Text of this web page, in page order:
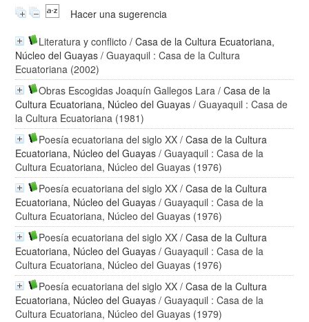
Hacer una sugerencia
Literatura y conflicto /Casa de la Cultura Ecuatoriana,
Núcleo del Guayas / Guayaquil : Casa de la Cultura
Ecuatoriana (2002)
Obras Escogidas Joaquín Gallegos Lara /Casa de la
Cultura Ecuatoriana, Núcleo del Guayas / Guayaquil : Casa de
la Cultura Ecuatoriana (1981)
Poesía ecuatoriana del siglo XX /Casa de la Cultura
Ecuatoriana, Núcleo del Guayas / Guayaquil : Casa de la
Cultura Ecuatoriana, Núcleo del Guayas (1976)
Poesía ecuatoriana del siglo XX /Casa de la Cultura
Ecuatoriana, Núcleo del Guayas / Guayaquil : Casa de la
Cultura Ecuatoriana, Núcleo del Guayas (1976)
Poesía ecuatoriana del siglo XX /Casa de la Cultura
Ecuatoriana, Núcleo del Guayas / Guayaquil : Casa de la
Cultura Ecuatoriana, Núcleo del Guayas (1976)
Poesía ecuatoriana del siglo XX /Casa de la Cultura
Ecuatoriana, Núcleo del Guayas / Guayaquil : Casa de la
Cultura Ecuatoriana, Núcleo del Guayas (1979)